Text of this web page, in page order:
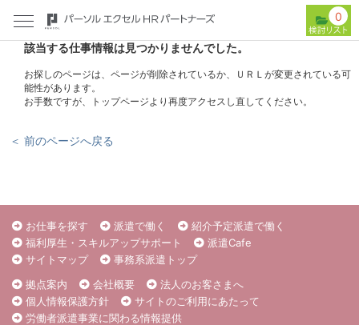
0
該当する仕事情報は見つかりませんでした。
お探しのページは、ページが削除されているか、ＵＲＬが変更されている可
能性があります。
お手数ですが、トップページより再度アクセスし直してください。
＜ 前のページへ戻る
お仕事を探す 派遣で働く
紹介予定派遣で働く
福利厚生・スキルアップサポート
派遣Cafe
サイトマップ
事務系派遣トップ
拠点案内
会社概要
法人のお客さまへ
個人情報保護方針
サイトのご利用にあたって
労働者派遣事業に関わる情報提供